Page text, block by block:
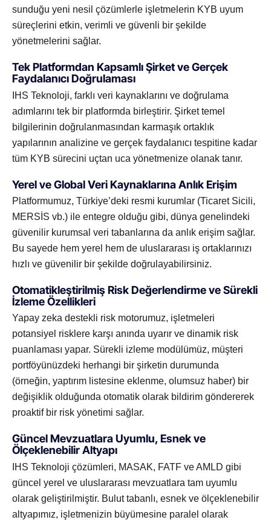
sunduğu yeni nesil çözümlerle işletmelerin KYB uyum
süreçlerini etkin, verimli ve güvenli bir şekilde
yönetmelerini sağlar.
Tek Platformdan Kapsamlı Şirket ve Gerçek
Faydalanıcı Doğrulaması
IHS Teknoloji, farklı veri kaynaklarını ve doğrulama
adımlarını tek bir platformda birleştirir. Şirket temel
bilgilerinin doğrulanmasından karmaşık ortaklık
yapılarının analizine ve gerçek faydalanıcı tespitine kadar
tüm KYB sürecini uçtan uca yönetmenize olanak tanır.
Yerel ve Global Veri Kaynaklarına Anlık Erişim
Platformumuz, Türkiye’deki resmi kurumlar (Ticaret Sicili,
MERSİS vb.) ile entegre olduğu gibi, dünya genelindeki
güvenilir kurumsal veri tabanlarına da anlık erişim sağlar.
Bu sayede hem yerel hem de uluslararası iş ortaklarınızı
hızlı ve güvenilir bir şekilde doğrulayabilirsiniz.
Otomatikleştirilmiş Risk Değerlendirme ve Sürekli
İzleme Özellikleri
Yapay zeka destekli risk motorumuz, işletmeleri
potansiyel risklere karşı anında uyarır ve dinamik risk
puanlaması yapar. Sürekli izleme modülümüz, müşteri
portföyünüzdeki herhangi bir şirketin durumunda
(örneğin, yaptırım listesine eklenme, olumsuz haber) bir
değişiklik olduğunda otomatik olarak bildirim göndererek
proaktif bir risk yönetimi sağlar.
Güncel Mevzuatlara Uyumlu, Esnek ve
Ölçeklenebilir Altyapı
IHS Teknoloji çözümleri, MASAK, FATF ve AMLD gibi
güncel yerel ve uluslararası mevzuatlara tam uyumlu
olarak geliştirilmiştir. Bulut tabanlı, esnek ve ölçeklenebilir
altyapımız, işletmenizin büyümesine paralel olarak